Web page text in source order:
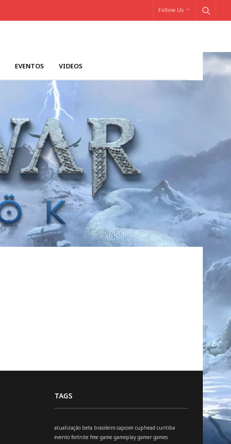
Follow Us
EVENTOS VIDEOS
TAGS
atualização beta brasileiro capcom cuphead curitiba
evento fortnite free game gameplay gamer games